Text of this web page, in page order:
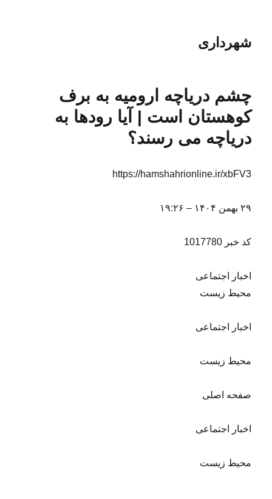
شهرداری
چشم دریاچه ارومیه به برف
کوهستان است | آیا رودها به
دریاچه می‌ رسند؟
https://hamshahrionline.ir/xbFV3
۲۹ بهمن ۱۴۰۴ – ۱۹:۲۶
کد خبر 1017780
اخبار اجتماعی
محیط زیست
اخبار اجتماعی
محیط زیست
صفحه اصلی
اخبار اجتماعی
محیط زیست